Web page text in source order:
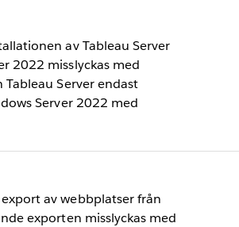
av Tableau Server
2022 misslyckas med
Tableau Server endast
Server 2022 med
av webbplatser från
exporten misslyckas med